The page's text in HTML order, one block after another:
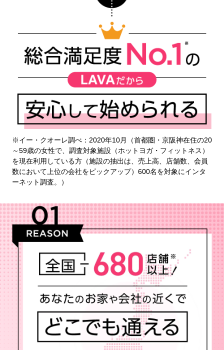
※イー・クオーレ調べ：2020年10月（首都圏・京阪神在住の20
～59歳の女性で、調査対象施設（ホットヨガ・フィットネス）
を現在利用している方（施設の抽出は、売上高、店舗数、会員
数において上位の会社をピックアップ）600名を対象にインタ
ーネット調査。）